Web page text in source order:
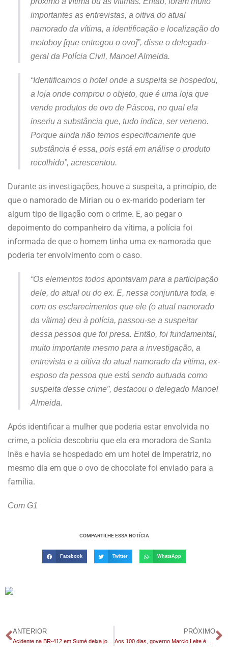
importantes as entrevistas, a oitiva do atual
namorado da vítima, a identificação e localização do
motoboy [que entregou o ovo]”, disse o delegado-
geral da Polícia Civil, Manoel Almeida.
“Identificamos o hotel onde a suspeita se hospedou,
a loja onde comprou o objeto, que é uma loja que
vende produtos de ovo de Páscoa, no qual ela
inseriu a substância que, tudo indica, ser veneno.
Porque ainda não temos especificamente que
substância é essa, pois está em análise o produto
recolhido”, acrescentou.
Durante as investigações, houve a suspeita, a princípio, de
que o namorado de Mirian ou o ex-marido poderiam ter
algum tipo de ligação com o crime. E, ao pegar o
depoimento do companheiro da vítima, a polícia foi
informada de que o homem tinha uma ex-namorada que
poderia ter envolvimento com o caso.
“Os elementos todos apontavam para a participação
dele, do atual ou do ex. E, nessa conjuntura toda, e
com os esclarecimentos que ele (o atual namorado
da vítima) deu à polícia, passou-se a suspeitar
dessa pessoa que foi presa. Então, foi fundamental,
muito importante mesmo para a investigação, a
entrevista e a oitiva do atual namorado da vítima, ex-
esposo da pessoa que está sendo autuada como
suspeita desse crime”, destacou o delegado Manoel
Almeida.
Após identificar a mulher que poderia estar envolvida no
crime, a polícia descobriu que ela era moradora de Santa
Inês e havia se hospedado em um hotel de Imperatriz, no
mesmo dia em que o ovo de chocolate foi enviado para a
família.
Com G1
COMPARTILHE ESSA NOTÍCIA
Facebook Twitter WhatsApp
ANTERIOR
Acidente na BR-412 em Sumé deixa jovem ferido após colisão com cachorro
PRÓXIMO
Aos 100 dias, governo Marcio Leite é aprovado por 91,02% da população de São João do Tigre, aponta pesquisa